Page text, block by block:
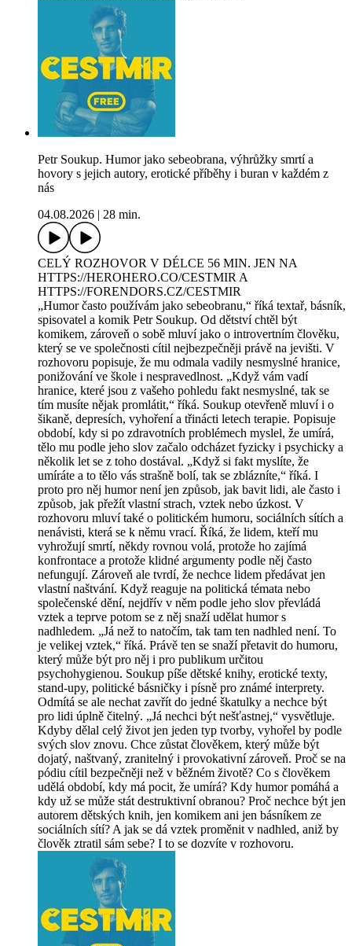
Petr Soukup. Humor jako sebeobrana, výhrůžky smrtí a
hovory s jejich autory, erotické příběhy i buran v každém z
nás
04.08.2026
28 min.
CELÝ ROZHOVOR V DÉLCE 56 MIN. JEN NA
⁠HTTPS://HEROHERO.CO/CESTMIR⁠⁠⁠⁠ A
⁠HTTPS://FORENDORS.CZ/CESTMIR
„Humor často používám jako sebeobranu,“ říká textař, básník,
spisovatel a komik Petr Soukup. Od dětství chtěl být
komikem, zároveň o sobě mluví jako o introvertním člověku,
který se ve společnosti cítil nejbezpečněji právě na jevišti. V
rozhovoru popisuje, že mu odmala vadily nesmyslné hranice,
ponižování ve škole i nespravedlnost. „Když vám vadí
hranice, které jsou z vašeho pohledu fakt nesmyslné, tak se
tím musíte nějak promlátit,“ říká. Soukup otevřeně mluví i o
šikaně, depresích, vyhoření a třinácti letech terapie. Popisuje
období, kdy si po zdravotních problémech myslel, že umírá,
tělo mu podle jeho slov začalo odcházet fyzicky i psychicky a
několik let se z toho dostával. „Když si fakt myslíte, že
umíráte a to tělo vás strašně bolí, tak se zblázníte,“ říká. I
proto pro něj humor není jen způsob, jak bavit lidi, ale často i
způsob, jak přežít vlastní strach, vztek nebo úzkost. V
rozhovoru mluví také o politickém humoru, sociálních sítích a
nenávisti, která se k němu vrací. Říká, že lidem, kteří mu
vyhrožují smrtí, někdy rovnou volá, protože ho zajímá
konfrontace a protože klidné argumenty podle něj často
nefungují. Zároveň ale tvrdí, že nechce lidem předávat jen
vlastní naštvání. Když reaguje na politická témata nebo
společenské dění, nejdřív v něm podle jeho slov převládá
vztek a teprve potom se z něj snaží udělat humor s
nadhledem. „Já než to natočím, tak tam ten nadhled není. To
je velikej vztek,“ říká. Právě ten se snaží přetavit do humoru,
který může být pro něj i pro publikum určitou
psychohygienou. Soukup píše dětské knihy, erotické texty,
stand-upy, politické básničky i písně pro známé interprety.
Odmítá se ale nechat zavřít do jedné škatulky a nechce být
pro lidi úplně čitelný. „Já nechci být nešťastnej,“ vysvětluje.
Kdyby dělal celý život jen jeden typ tvorby, vyhořel by podle
svých slov znovu. Chce zůstat člověkem, který může být
dojatý, naštvaný, zranitelný i provokativní zároveň. Proč se na
pódiu cítil bezpečněji než v běžném životě? Co s člověkem
udělá období, kdy má pocit, že umírá? Kdy humor pomáhá a
kdy už se může stát destruktivní obranou? Proč nechce být jen
autorem dětských knih, jen komikem ani jen básníkem ze
sociálních sítí? A jak se dá vztek proměnit v nadhled, aniž by
člověk ztratil sám sebe? I to se dozvíte v rozhovoru.